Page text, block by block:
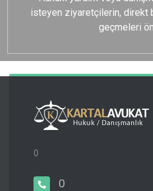
isteyen ziyaretçilerin, direkt
geçmeleri
0
0